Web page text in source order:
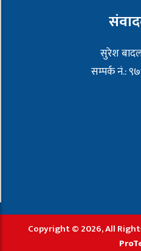
सुरेश
सम्पर्क नं.:
Copyright © 2026, All